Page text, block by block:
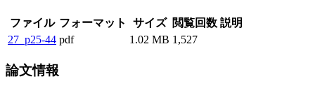
ファイル フォーマット サイズ 閲覧回数 説明
27_p25-44 pdf 1.02 MB 1,527
論文情報